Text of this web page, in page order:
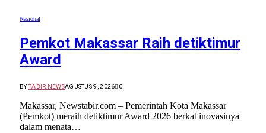
Nasional
Pemkot Makassar Raih detiktimur
Award
BY TABIR NEWSAGUSTUS 9, 2026 0
Makassar, Newstabir.com – Pemerintah Kota Makassar
(Pemkot) meraih detiktimur Award 2026 berkat inovasinya
dalam menata…